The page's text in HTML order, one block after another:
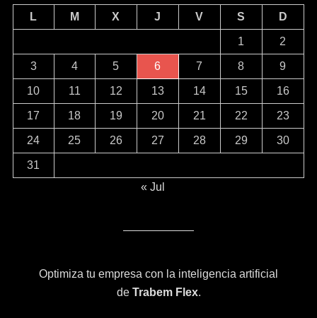
L
M X J V S D
1 2
3 4 5 6 7 8 9
10 11 12 13 14 15 16
17 18 19 20 21 22 23
24 25 26 27 28 29 30
31
« Jul
Optimiza tu empresa con la inteligencia artificial
de Trabem Flex.